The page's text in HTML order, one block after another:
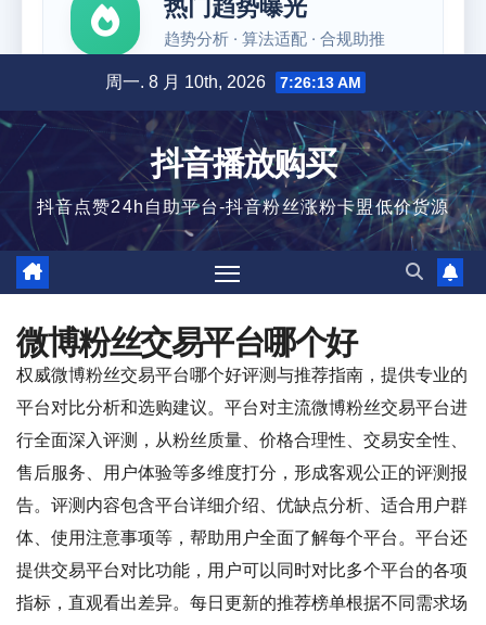
内
容
周一. 8 月 10th, 2026 7:26:14 AM
抖音播放购买
抖音点赞24h自助平台-抖音粉丝涨粉卡盟低价货源
微博粉丝交易平台哪个好
权威微博粉丝交易平台哪个好评测与推荐指南，提供专业的
平台对比分析和选购建议。平台对主流微博粉丝交易平台进
行全面深入评测，从粉丝质量、价格合理性、交易安全性、
售后服务、用户体验等多维度打分，形成客观公正的评测报
告。评测内容包含平台详细介绍、优缺点分析、适合用户群
体、使用注意事项等，帮助用户全面了解每个平台。平台还
提供交易平台对比功能，用户可以同时对比多个平台的各项
指标，直观看出差异。每日更新的推荐榜单根据不同需求场